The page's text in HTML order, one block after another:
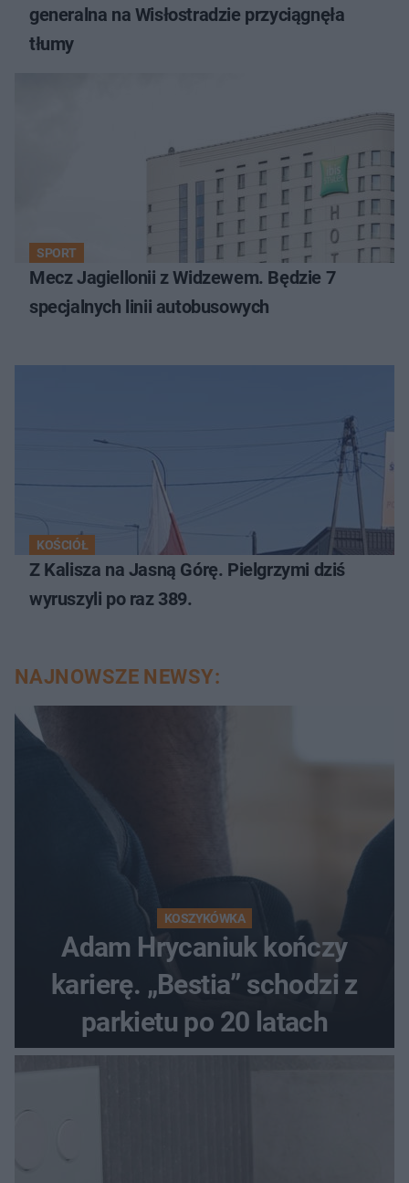
generalna na Wisłostradzie przyciągnęła
tłumy
SPORT
Mecz Jagiellonii z Widzewem. Będzie 7
specjalnych linii autobusowych
KOŚCIÓŁ
Z Kalisza na Jasną Górę. Pielgrzymi dziś
wyruszyli po raz 389.
NAJNOWSZE NEWSY:
KOSZYKÓWKA
Adam Hrycaniuk kończy
karierę. „Bestia” schodzi z
parkietu po 20 latach